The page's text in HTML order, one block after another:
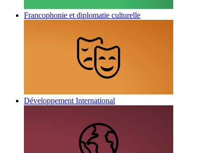
Francophonie et diplomatie culturelle
Développement International